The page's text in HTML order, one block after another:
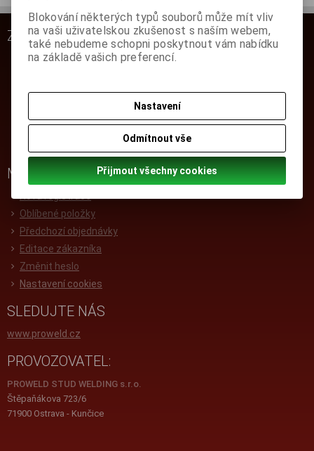
ZÁKAZNICKÝ SERVIS
Rychlá objednávka
Obchodní podmínky
Jak nakupovat
MŮJ ÚČET
Oblíbené položky
Předchozí objednávky
Editace zákazníka
Změnit heslo
Nastavení cookies
SLEDUJTE NÁS
www.proweld.cz
PROVOZOVATEL:
PROWELD STUD WELDING s.r.o.
Štěpaňákova 723/6
71900 Ostrava - Kunčice
Blokování některých typů souborů může mít vliv
na vaši uživatelskou zkušenost s naším webem,
také nebudeme schopni poskytnout vám nabídku
na základě vašich preferencí.
Nastavení
Odmítnout vše
Přijmout všechny cookies